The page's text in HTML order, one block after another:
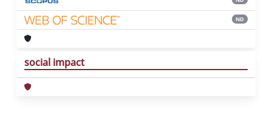
ND
social impact